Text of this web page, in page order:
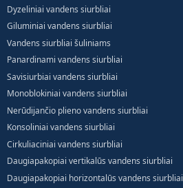
Dyzeliniai vandens siurbliai
Giluminiai vandens siurbliai
Vandens siurbliai šuliniams
Panardinami vandens siurbliai
Savisiurbiai vandens siurbliai
Monoblokiniai vandens siurbliai
Nerūdijančio plieno vandens siurbliai
Konsoliniai vandens siurbliai
Cirkuliaciniai vandens siurbliai
Daugiapakopiai vertikalūs vandens siurbliai
Daugiapakopiai horizontalūs vandens siurbliai